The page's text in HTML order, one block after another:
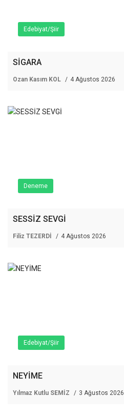
Edebiyat/Şiir
SİGARA
Ozan Kasım KOL 4 Ağustos 2026
Deneme
SESSİZ SEVGİ
Filiz TEZERDİ 4 Ağustos 2026
Edebiyat/Şiir
NEYİME
Yılmaz Kutlu SEMİZ 3 Ağustos 2026